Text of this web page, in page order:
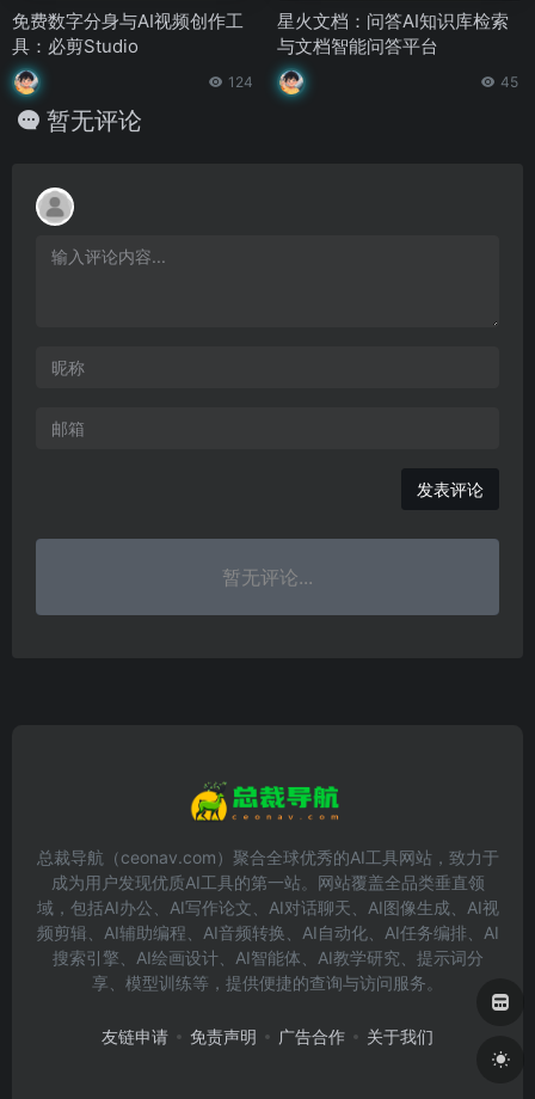
免费数字分身与AI视频创作工
具：必剪Studio
124
星火文档：问答AI知识库检索
与文档智能问答平台
45
暂无评论
发表评论
暂无评论...
总裁导航（ceonav.com）聚合全球优秀的AI工具网站，致力于
成为用户发现优质AI工具的第一站。网站覆盖全品类垂直领
域，包括AI办公、AI写作论文、AI对话聊天、AI图像生成、AI视
频剪辑、AI辅助编程、AI音频转换、AI自动化、AI任务编排、AI
搜索引擎、AI绘画设计、AI智能体、AI教学研究、提示词分
享、模型训练等，提供便捷的查询与访问服务。
友链申请 免责声明 广告合作 关于我们